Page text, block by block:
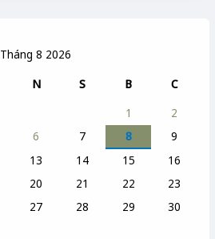
Tháng 8 2026
N S B
C
1
2
6 7 8
9
13 14 15
16
20 21 22
23
27 28 29
30